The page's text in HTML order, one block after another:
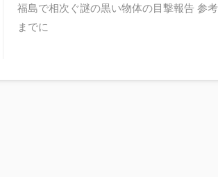
福島で相次ぐ謎の黒い物体の目撃報告 参考
までに